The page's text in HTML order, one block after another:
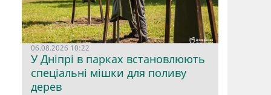
06.08.2026 10:22
У Дніпрі в парках встановлюють
спеціальні мішки для поливу
дерев